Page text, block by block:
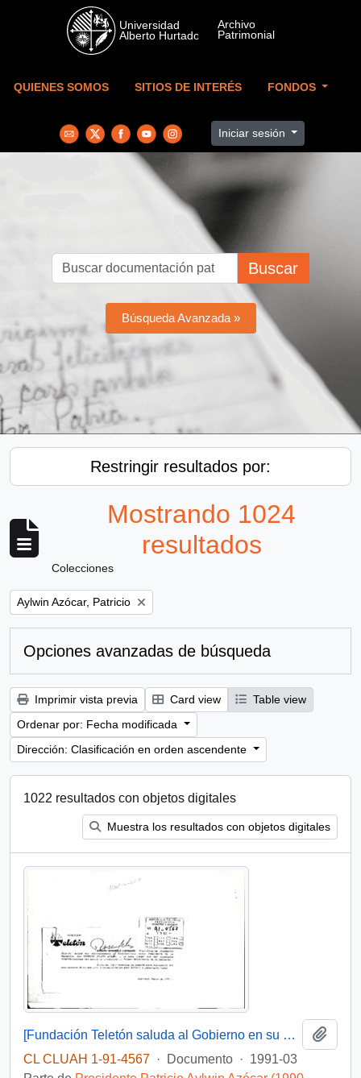
Skip to main content
QUIENES SOMOS SITIOS DE INTERÉS FONDOS
Iniciar sesión
Buscar
Búsqueda Avanzada »
Restringir resultados por:
Mostrando 1024
resultados
Colecciones
Remove filter:
Aylwin Azócar, Patricio
Opciones avanzadas de búsqueda
Imprimir vista previa Card view
Table view
Ordenar por: Fecha modificada
Dirección: Clasificación en orden ascendente
1022 resultados con objetos digitales
Muestra los resultados con objetos digitales
[Fundación Teletón saluda al Gobierno en su primer aniversario]
CL CLUAH 1-91-4567 · Documento · 1991-03